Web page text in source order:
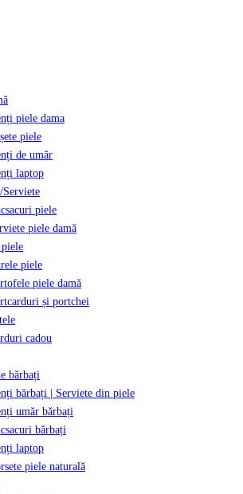
piele dama
piele
de umăr
laptop
Serviete
piele
piele damă
piele
piele damă
și portchei
cadou
bărbați
bărbați | Serviete din piele
umăr bărbați
bărbați
laptop
piele naturală